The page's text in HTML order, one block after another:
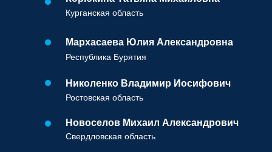
Курганская область
Мархасаева Юлия Александровна
Республика Бурятия
Николенко Владимир Иосифович
Ростовская область
Новоселов Михаил Александрович
Свердловская область